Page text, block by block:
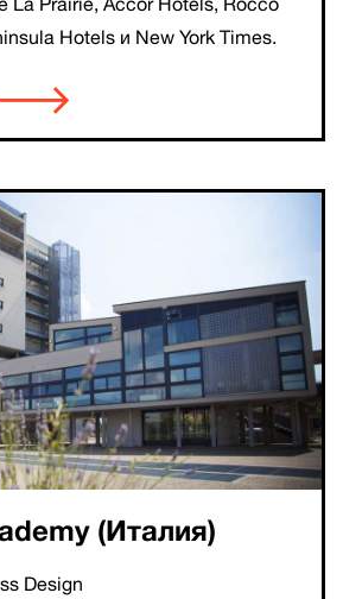
Hotels и New York Times.
(Италия)
Design